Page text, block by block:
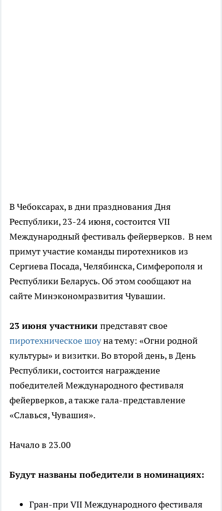
В Чебоксарах, в дни празднования Дня
Республики, 23-24 июня, состоится VII
Международный фестиваль фейерверков. В нем
примут участие команды пиротехников из
Сергиева Посада, Челябинска, Симферополя и
Республики Беларусь. Об этом сообщают на
сайте Минэкономразвития Чувашии.
23 июня участники представят свое
пиротехническое шоуна тему: «Огни родной
культуры» и визитки. Во второй день, в День
Республики, состоится награждение
победителей Международного фестиваля
фейерверков, а также гала-представление
«Славься, Чувашия».
Начало в 23.00
Будут названы победители в номинациях:
Гран-при VII Международного фестиваля